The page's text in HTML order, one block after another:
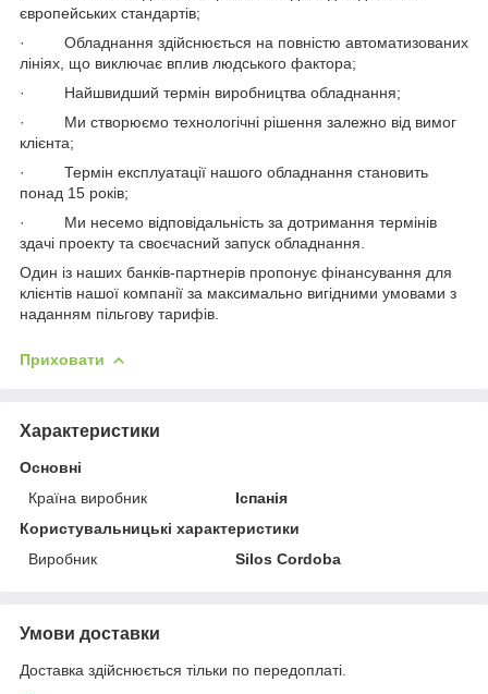
європейських стандартів;
· Обладнання здійснюється на повністю автоматизованих
лініях, що виключає вплив людського фактора;
· Найшвидший термін виробництва обладнання;
· Ми створюємо технологічні рішення залежно від вимог
клієнта;
· Термін експлуатації нашого обладнання становить
понад 15 років;
· Ми несемо відповідальність за дотримання термінів
здачі проекту та своєчасний запуск обладнання.
Один із наших банків-партнерів пропонує фінансування для
клієнтів нашої компанії за максимально вигідними умовами з
наданням пільгову тарифів.
Приховати
Характеристики
Основні
Країна виробник
Іспанія
Користувальницькі характеристики
Виробник
Silos Cordoba
Умови доставки
Доставка здійснюється тільки по передоплаті.